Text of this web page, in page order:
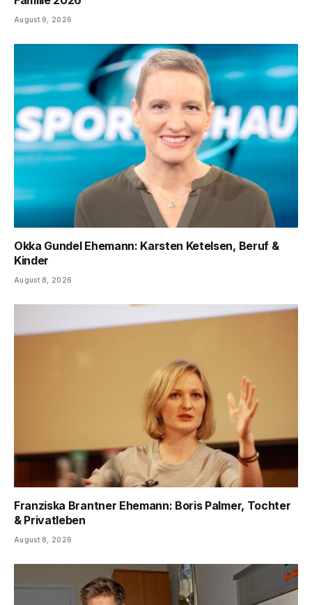
August 9, 2026
Okka Gundel Ehemann: Karsten Ketelsen, Beruf &
Kinder
August 8, 2026
Franziska Brantner Ehemann: Boris Palmer, Tochter
& Privatleben
August 8, 2026